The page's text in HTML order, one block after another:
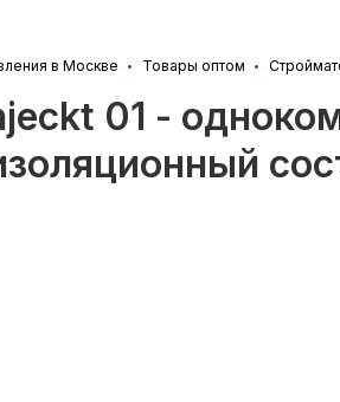
в Москве Товары оптом
01 -